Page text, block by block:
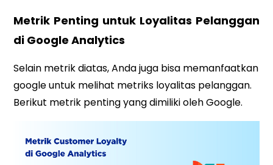
Metrik Penting untuk Loyalitas Pelanggan
di Google Analytics
Selain metrik diatas, Anda juga bisa memanfaatkan
google untuk melihat metriks loyalitas pelanggan.
Berikut metrik penting yang dimiliki oleh Google.